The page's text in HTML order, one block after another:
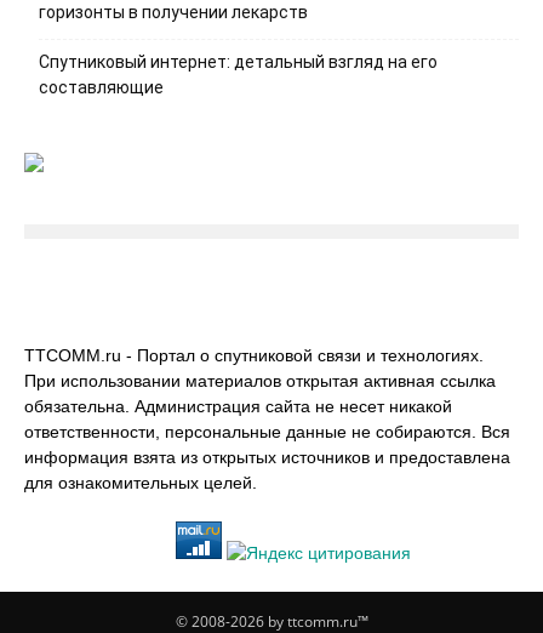
горизонты в получении лекарств
Спутниковый интернет: детальный взгляд на его
составляющие
TTCOMM.ru - Портал о спутниковой связи и технологиях.
При использовании материалов открытая активная ссылка
обязательна. Администрация сайта не несет никакой
ответственности, персональные данные не собираются. Вся
информация взята из открытых источников и предоставлена
для ознакомительных целей.
© 2008-2026 by ttcomm.ru™